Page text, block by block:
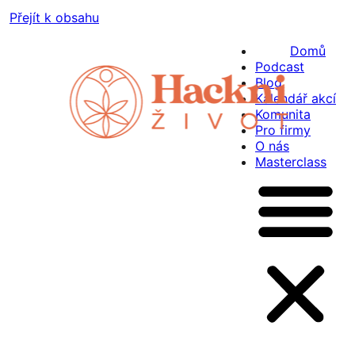
Přejít k obsahu
Domů
Podcast
Blog
Kalendář akcí
Komunita
Pro firmy
O nás
Masterclass